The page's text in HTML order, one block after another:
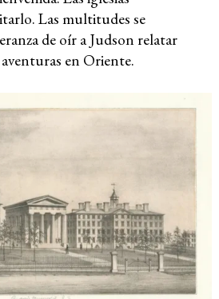
Las multitudes se
de oír a Judson relatar
en Oriente.